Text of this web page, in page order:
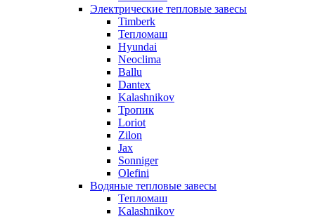
Электрические тепловые завесы
Timberk
Тепломаш
Hyundai
Neoclima
Ballu
Dantex
Kalashnikov
Тропик
Loriot
Zilon
Jax
Sonniger
Olefini
Водяные тепловые завесы
Тепломаш
Kalashnikov